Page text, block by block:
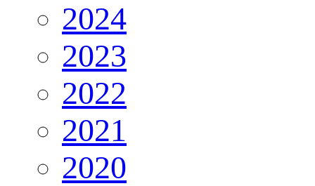
2024
2023
2022
2021
2020